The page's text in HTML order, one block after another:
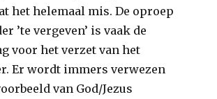
het helemaal mis. De oproep
’te vergeven’ is vaak de
voor het verzet van het
Er wordt immers verwezen
van God/Jezus